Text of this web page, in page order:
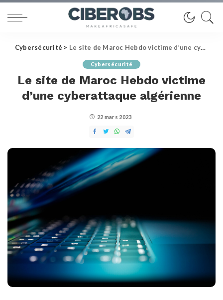
Cybersécurité > Le site de Maroc Hebdo victime d’une cyberattaque algérienne
Cybersécurité
Le site de Maroc Hebdo victime
d’une cyberattaque algérienne
22 mars 2023